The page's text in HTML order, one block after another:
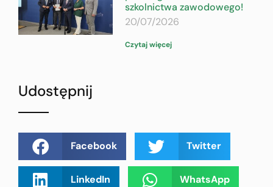
szkolnictwa zawodowego!
20/07/2026
Czytaj więcej
Udostępnij
Facebook Twitter
LinkedIn WhatsApp